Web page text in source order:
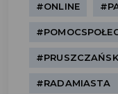
#ONLINE
#RADAMIASTA